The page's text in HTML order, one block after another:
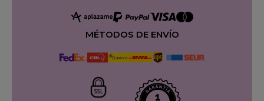
MÉTODOS DE ENVÍO